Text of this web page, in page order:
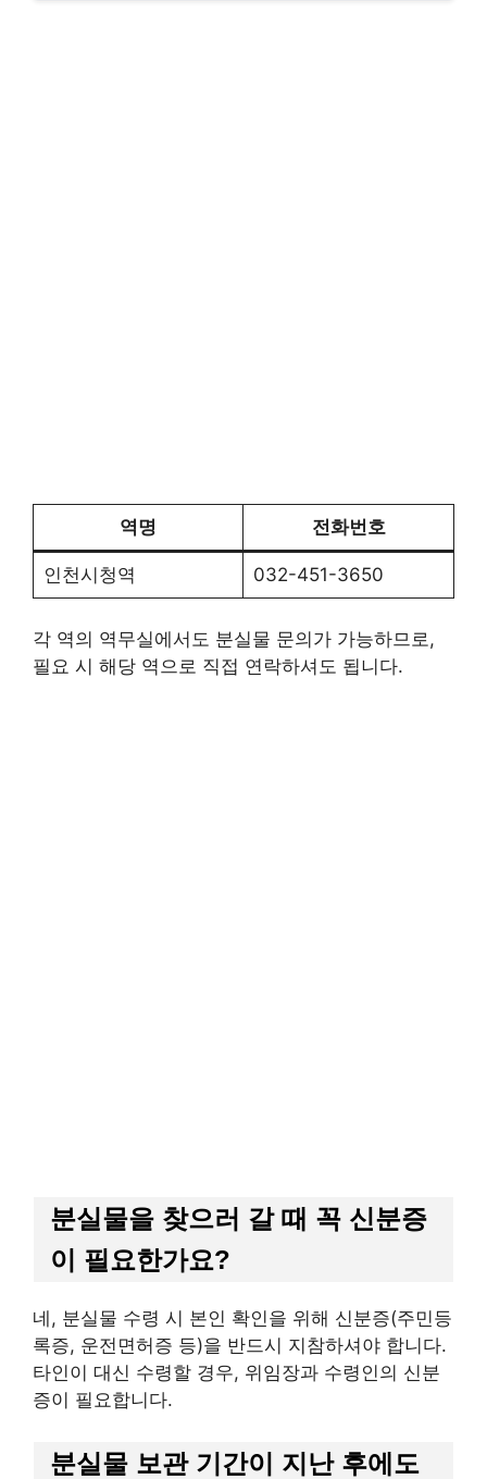
역명 전화번호
인천시청역 032-451-3650
각 역의 역무실에서도 분실물 문의가 가능하므로,
필요 시 해당 역으로 직접 연락하셔도 됩니다.
분실물을 찾으러 갈 때 꼭 신분증
이 필요한가요?
네, 분실물 수령 시 본인 확인을 위해 신분증(주민등
록증, 운전면허증 등)을 반드시 지참하셔야 합니다.
타인이 대신 수령할 경우, 위임장과 수령인의 신분
증이 필요합니다.
분실물 보관 기간이 지난 후에도